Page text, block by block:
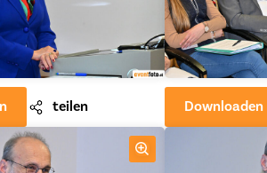
teilen Downloaden